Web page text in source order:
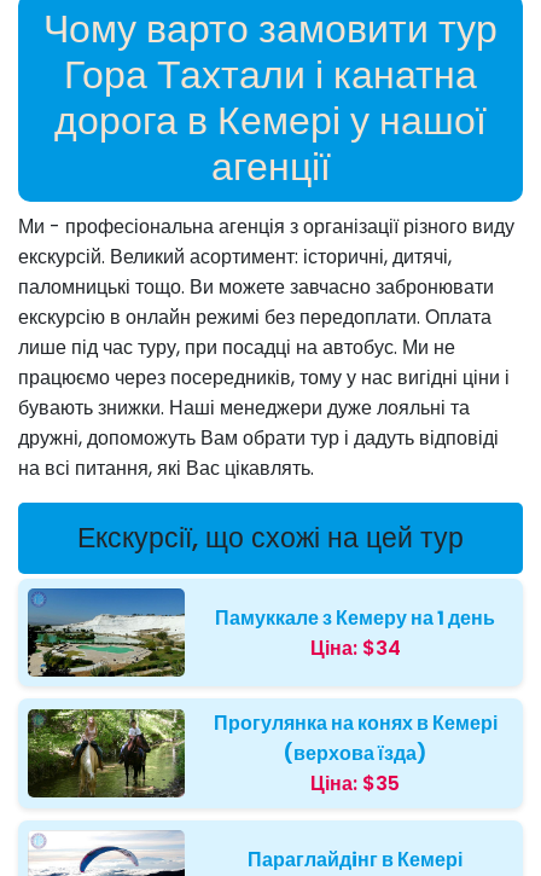
Чому варто замовити тур
Гора Тахтали і канатна
дорога в Кемері у нашої
агенції
Ми - професіональна агенція з організації різного виду
екскурсій. Великий асортимент: історичні, дитячі,
паломницькі тощо. Ви можете завчасно забронювати
екскурсію в онлайн режимі без передоплати. Оплата
лише під час туру, при посадці на автобус. Ми не
працюємо через посередників, тому у нас вигідні ціни і
бувають знижки. Наші менеджери дуже лояльні та
дружні, допоможуть Вам обрати тур і дадуть відповіді
на всі питання, які Вас цікавлять.
Екскурсії, що схожі на цей тур
Памуккале з Кемеру на 1 день
Ціна: $34
Прогулянка на конях в Кемері
(верхова їзда)
Ціна: $35
Параглайдiнг в Кемері